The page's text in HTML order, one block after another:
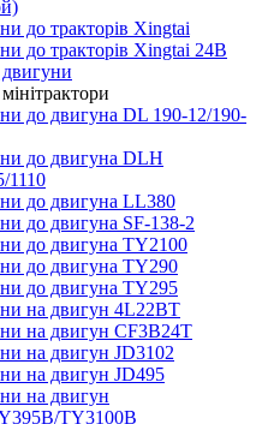
до тракторів Xingtai
до тракторів Xingtai 24В
до двигуна DL 190-12/190-
до двигуна DLH
1110
до двигуна LL380
до двигуна SF-138-2
до двигуна TY2100
до двигуна TY290
до двигуна TY295
на двигун 4L22BT
на двигун CF3B24T
на двигун JD3102
на двигун JD495
на двигун
TY3100В